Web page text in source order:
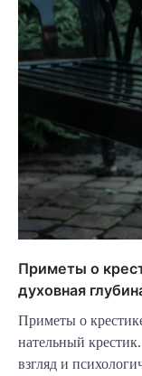
Приметы о
духовная
Приметы о
нательный
взгляд и